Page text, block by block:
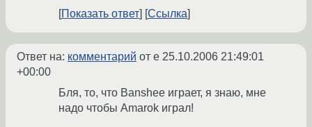
Показать ответ
Ссылка
Ответ на: комментарий от e 25.10.2006 21:49:01
+00:00
Бля, то, что Banshee играет, я знаю, мне
надо чтобы Amarok играл!